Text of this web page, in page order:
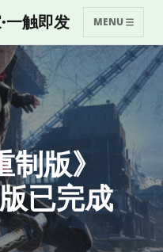
一触即发 MENU
版》
已完成